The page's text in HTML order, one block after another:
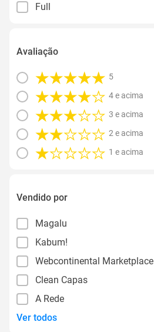
Full
Avaliação
5
4 e acima
3 e acima
2 e acima
1 e acima
Vendido por
Magalu
Kabum!
Webcontinental Marketplace
Clean Capas
A Rede
Ver todos